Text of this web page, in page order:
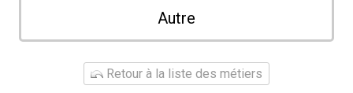
Autre
Retour à la liste des métiers